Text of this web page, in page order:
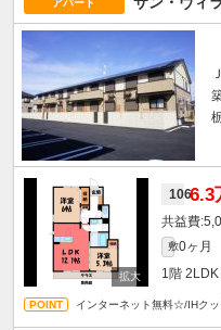
1066.3
敷0ヶ月
1階 2LDK
インターネット無料☆/IHク